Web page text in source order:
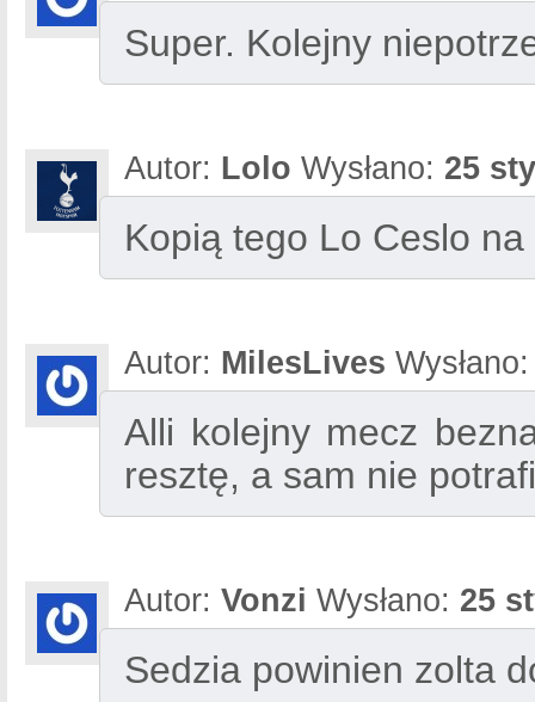
Super. Kolejny
Autor: Lolo Wysłano: 25
Kopią tego Lo Ceslo
Autor: MilesLives
Alli kolejny mecz
resztę, a sam nie
Autor: Vonzi Wysłano: 25
Sedzia powinien zolta